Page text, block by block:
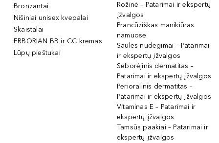
Bronzantai
Nišiniai unisex kvepalai
Skaistalai
ERBORIAN BB ir CC kremas
Lūpų pieštukai
Rožinė – Patarimai ir ekspertų
įžvalgos
Prancūziškas manikiūras
namuose
Saulės nudegimai – Patarimai
ir ekspertų įžvalgos
Seborėjinis dermatitas –
Patarimai ir ekspertų įžvalgos
Perioralinis dermatitas –
Patarimai ir ekspertų įžvalgos
Vitaminas E – Patarimai ir
ekspertų įžvalgos
Tamsūs paakiai – Patarimai ir
ekspertų įžvalgos